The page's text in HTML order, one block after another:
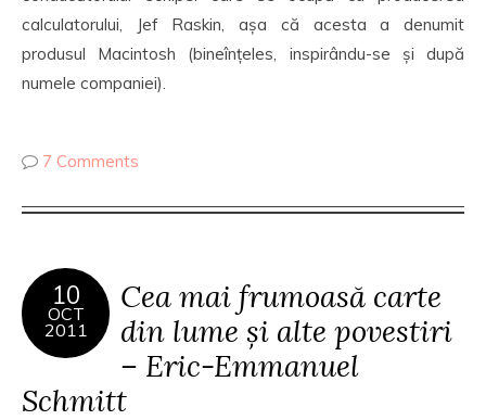
calculatorului, Jef Raskin, așa că acesta a denumit
produsul Macintosh (bineînțeles, inspirându-se și după
numele companiei).
7 Comments
10
OCT
2011
Cea mai frumoasă carte
din lume și alte povestiri
– Eric-Emmanuel
Schmitt